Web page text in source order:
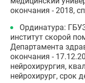
окончания - 2018,
Ординатура:
институт скорой
Департамента
окончания -
нейрохирургия,
нейрохирург, срок